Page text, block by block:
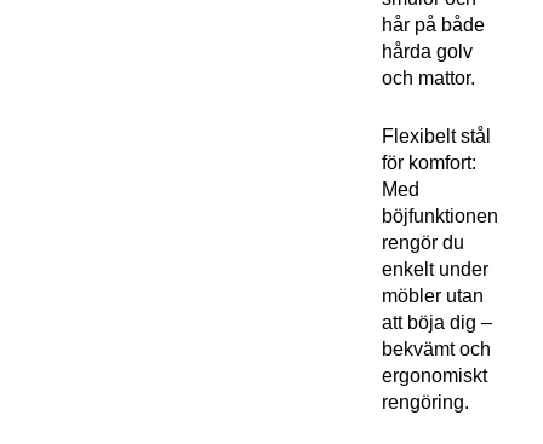
hår på både
hårda golv
och mattor.
Flexibelt stål
för komfort:
Med
böjfunktionen
rengör du
enkelt under
möbler utan
att böja dig –
bekvämt och
ergonomiskt
rengöring.